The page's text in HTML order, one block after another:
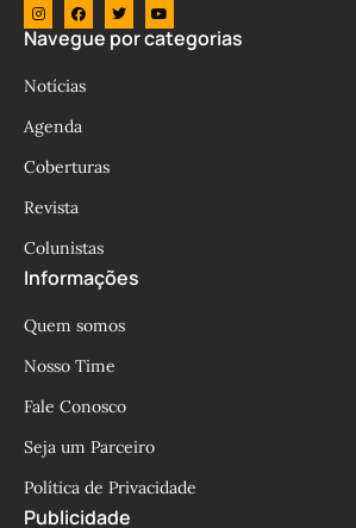
Navegue por categorias
Notícias
Agenda
Coberturas
Revista
Colunistas
Informações
Quem somos
Nosso Time
Fale Conosco
Seja um Parceiro
Política de Privacidade
Publicidade